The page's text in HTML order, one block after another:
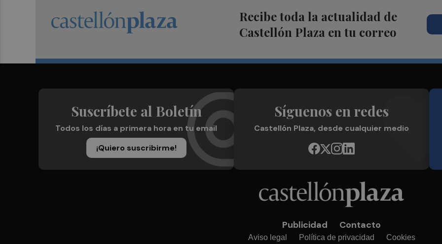
Recibe toda la actualidad de
Castellón Plaza en tu correo
Suscríbete al Boletín
Todos los días a primera hora en tu email
¡Quiero suscribirme!
Síguenos en redes
Castellón Plaza, desde cualquier medio
Publicidad Contacto
Aviso legal Política de privacidad Cookies